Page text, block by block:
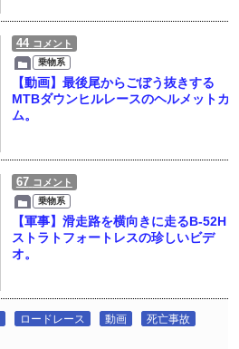
44 コメント
乗物系
【動画】最後尾からごぼう抜きする
MTBダウンヒルレースのヘルメットカ
ム。
67 コメント
乗物系
【軍事】滑走路を横向きに走るB-52H
ストラトフォートレスの珍しいビデ
オ。
ロードレース 動画
死亡事故